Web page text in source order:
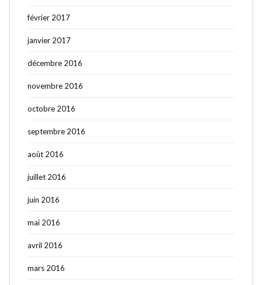
février 2017
janvier 2017
décembre 2016
novembre 2016
octobre 2016
septembre 2016
août 2016
juillet 2016
juin 2016
mai 2016
avril 2016
mars 2016